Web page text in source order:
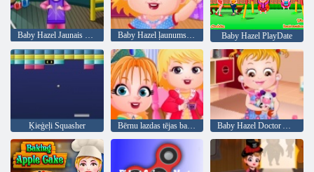
Baby Hazel Jaunais gads Bash Baby Hazel ļaunums laiks Baby Hazel PlayDate
Ķieģeļi Squasher Bērnu lazdas tējas ballīte Baby Hazel Doctor Atskaņot